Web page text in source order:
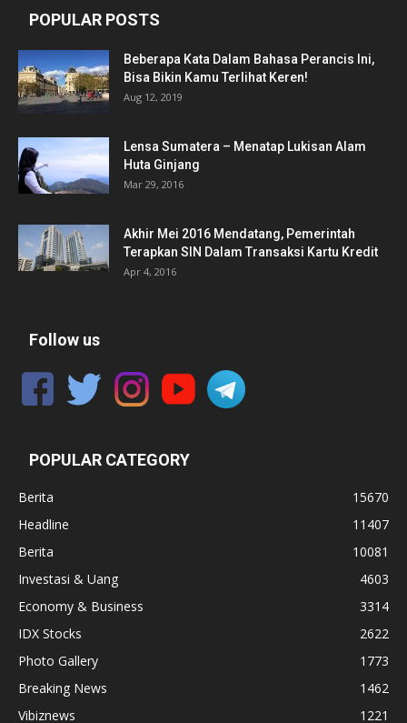
POPULAR POSTS
Beberapa Kata Dalam Bahasa Perancis Ini,
Bisa Bikin Kamu Terlihat Keren!
Aug 12, 2019
Lensa Sumatera – Menatap Lukisan Alam
Huta Ginjang
Mar 29, 2016
Akhir Mei 2016 Mendatang, Pemerintah
Terapkan SIN Dalam Transaksi Kartu Kredit
Apr 4, 2016
Follow us
POPULAR CATEGORY
Berita
15670
Headline
11407
Berita
10081
Investasi & Uang
4603
Economy & Business
3314
IDX Stocks
2622
Photo Gallery
1773
Breaking News
1462
Vibiznews
1221